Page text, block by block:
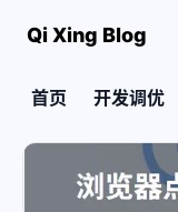
Qi Xing Blog
首页 开发调优